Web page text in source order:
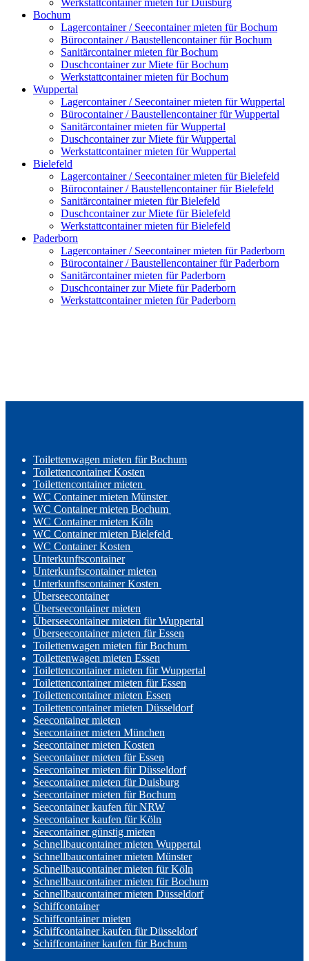
Bochum
Lagercontainer / Seecontainer mieten für Bochum
Bürocontainer / Baustellencontainer für Bochum
Sanitärcontainer mieten für Bochum
Duschcontainer zur Miete für Bochum
Werkstattcontainer mieten für Bochum
Wuppertal
Lagercontainer / Seecontainer mieten für Wuppertal
Bürocontainer / Baustellencontainer für Wuppertal
Sanitärcontainer mieten für Wuppertal
Duschcontainer zur Miete für Wuppertal
Werkstattcontainer mieten für Wuppertal
Bielefeld
Lagercontainer / Seecontainer mieten für Bielefeld
Bürocontainer / Baustellencontainer für Bielefeld
Sanitärcontainer mieten für Bielefeld
Duschcontainer zur Miete für Bielefeld
Werkstattcontainer mieten für Bielefeld
Paderborn
Lagercontainer / Seecontainer mieten für Paderborn
Bürocontainer / Baustellencontainer für Paderborn
Sanitärcontainer mieten für Paderborn
Duschcontainer zur Miete für Paderborn
Werkstattcontainer mieten für Paderborn
Toilettenwagen mieten für Bochum
Toilettencontainer Kosten
Toilettencontainer mieten
WC Container mieten Münster
WC Container mieten Bochum
WC Container mieten Köln
WC Container mieten Bielefeld
WC Container Kosten
Unterkunftscontainer
Unterkunftscontainer mieten
Unterkunftscontainer Kosten
Überseecontainer
Überseecontainer mieten
Überseecontainer mieten für Wuppertal
Überseecontainer mieten für Essen
Toilettenwagen mieten für Bochum
Toilettenwagen mieten Essen
Toilettencontainer mieten für Wuppertal
Toilettencontainer mieten für Essen
Toilettencontainer mieten Essen
Toilettencontainer mieten Düsseldorf
Seecontainer mieten
Seecontainer mieten München
Seecontainer mieten Kosten
Seecontainer mieten für Essen
Seecontainer mieten für Düsseldorf
Seecontainer mieten für Duisburg
Seecontainer mieten für Bochum
Seecontainer kaufen für NRW
Seecontainer kaufen für Köln
Seecontainer günstig mieten
Schnellbaucontainer mieten Wuppertal
Schnellbaucontainer mieten Münster
Schnellbaucontainer mieten für Köln
Schnellbaucontainer mieten für Bochum
Schnellbaucontainer mieten Düsseldorf
Schiffcontainer
Schiffcontainer mieten
Schiffcontainer kaufen für Düsseldorf
Schiffcontainer kaufen für Bochum